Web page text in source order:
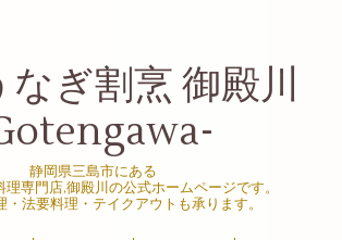
ぎ割烹 御殿川
静岡県三島市にある
理専門店,御殿川の公式ホームページです。
・法要料理・テイクアウトも承ります。